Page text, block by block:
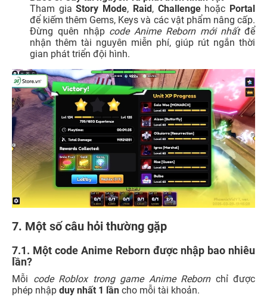
Tham giaStory Mode, Raid, Challengehoặc Portal
để kiếm thêm Gems, Keys và các vật phẩm nâng cấp.
Đừng quên nhập code Anime Reborn mới nhấtđể
nhận thêm tài nguyên miễn phí, giúp rút ngắn thời
gian phát triển đội hình.
7. Một số câu hỏi thường gặp
7.1. Một code Anime Reborn được nhập bao nhiêu
lần?
Mỗi code Roblox trong game Anime Rebornchỉ được
phép nhập duy nhất 1 lần cho mỗi tài khoản.